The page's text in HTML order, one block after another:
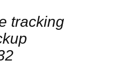
tracking